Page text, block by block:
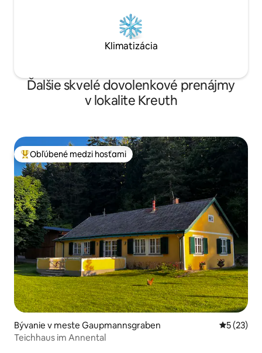
Klimatizácia
Ďalšie skvelé dovolenkové prenájmy
v lokalite Kreuth
Najobľúbenejšie medzi hosťami
Obľúbené medzi hosťami
Bývanie v meste Gaupmannsgraben
5 (23)
Teichhaus im Annental